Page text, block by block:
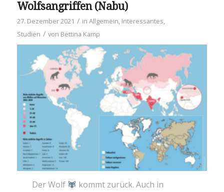
Wolfsangriffen (Nabu)
27. Dezember 2021 / in Allgemein, Interessantes,
Studien / von Bettina Kamp
Der Wolf
kommt zurück. Auch in